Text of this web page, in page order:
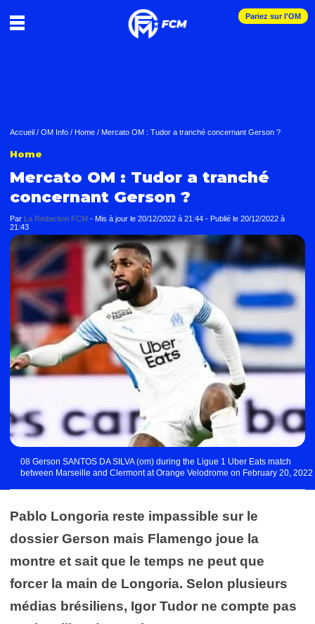
Pariez sur l'OM
Accueil / OM Info / Home / Mercato OM : Tudor a tranché concernant Gerson ?
Home
Mercato OM : Tudor a tranché
concernant Gerson ?
Par La Redaction FCM - Mis à jour le 20/12/2022 à 21:44 - Publié le 20/12/2022 à
21:43
08 Gerson SANTOS DA SILVA (om) during the Ligue 1 Uber Eats match
between Marseille and Clermont at Orange Velodrome on February 20, 2022
Pablo Longoria reste impassible sur le
dossier Gerson mais Flamengo joue la
montre et sait que le temps ne peut que
forcer la main de Longoria. Selon plusieurs
médias brésiliens, Igor Tudor ne compte pas